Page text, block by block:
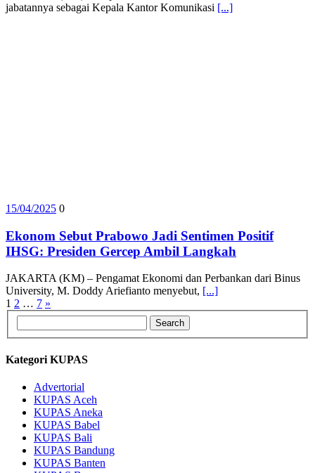
jabatannya sebagai Kepala Kantor Komunikasi [...]
15/04/2025 0
Ekonom Sebut Prabowo Jadi Sentimen Positif
IHSG: Presiden Gercep Ambil Langkah
JAKARTA (KM) – Pengamat Ekonomi dan Perbankan dari Binus
University, M. Doddy Ariefianto menyebut, [...]
Posts
pagination
1 2 … 7 »
Kategori KUPAS
Advertorial
KUPAS Aceh
KUPAS Aneka
KUPAS Babel
KUPAS Bali
KUPAS Bandung
KUPAS Banten